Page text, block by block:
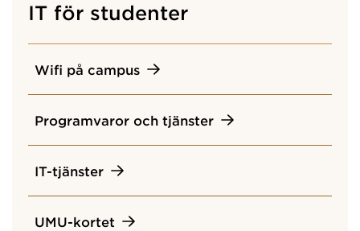
IT för studenter
Wifi på campus
Programvaror och tjänster
IT-tjänster
UMU-kortet